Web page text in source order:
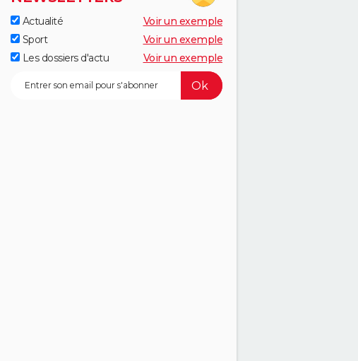
Actualité
Voir un exemple
Sport
Voir un exemple
Les dossiers d'actu
Voir un exemple